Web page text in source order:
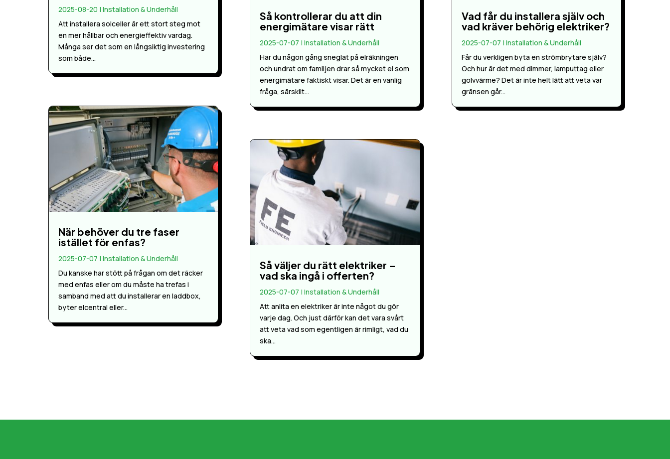
2025-08-20 | Installation & Underhåll
Att installera solceller är ett stort steg mot
en mer hållbar och energieffektiv vardag.
Många ser det som en långsiktig investering
som både...
När behöver du tre faser
istället för enfas?
2025-07-07 | Installation & Underhåll
Du kanske har stött på frågan om det räcker
med enfas eller om du måste ha trefas i
samband med att du installerar en laddbox,
byter elcentral eller...
Så kontrollerar du att din
energimätare visar rätt
2025-07-07 |Installation & Underhåll
Har du någon gång sneglat på elräkningen
och undrat om familjen drar så mycket el som
energimätare faktiskt visar. Det är en vanlig
fråga, särskilt...
Så väljer du rätt elektriker –
vad ska ingå i offerten?
2025-07-07 |Installation & Underhåll
Att anlita en elektriker är inte något du gör
varje dag. Och just därför kan det vara svårt
att veta vad som egentligen är rimligt, vad du
ska...
Vad får du installera själv och
vad kräver behörig elektriker?
2025-07-07 | Installation & Underhåll
Får du verkligen byta en strömbrytare själv?
Och hur är det med dimmer, lamputtag eller
golvvärme? Det är inte helt lätt att veta var
gränsen går...